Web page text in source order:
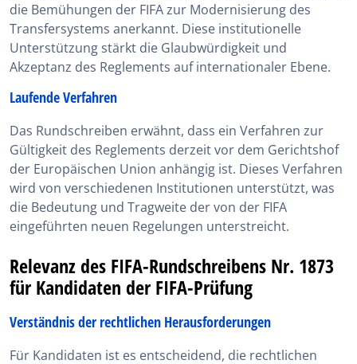
die Bemühungen der FIFA zur Modernisierung des
Transfersystems anerkannt. Diese institutionelle
Unterstützung stärkt die Glaubwürdigkeit und
Akzeptanz des Reglements auf internationaler Ebene.
Laufende Verfahren
Das Rundschreiben erwähnt, dass ein Verfahren zur
Gültigkeit des Reglements derzeit vor dem Gerichtshof
der Europäischen Union anhängig ist. Dieses Verfahren
wird von verschiedenen Institutionen unterstützt, was
die Bedeutung und Tragweite der von der FIFA
eingeführten neuen Regelungen unterstreicht.
Relevanz des FIFA-Rundschreibens Nr. 1873
für Kandidaten der FIFA-Prüfung
Verständnis der rechtlichen Herausforderungen
Für Kandidaten ist es entscheidend, die rechtlichen